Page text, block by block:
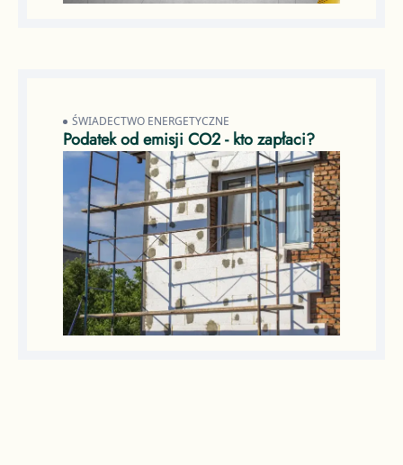
ŚWIADECTWO ENERGETYCZNE
Podatek od emisji CO2 - kto zapłaci?